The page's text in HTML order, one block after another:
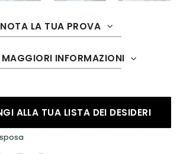
LA TUA PROVA
MAGGIORI INFORMAZIONI
ALLA TUA LISTA DEI DESIDERI